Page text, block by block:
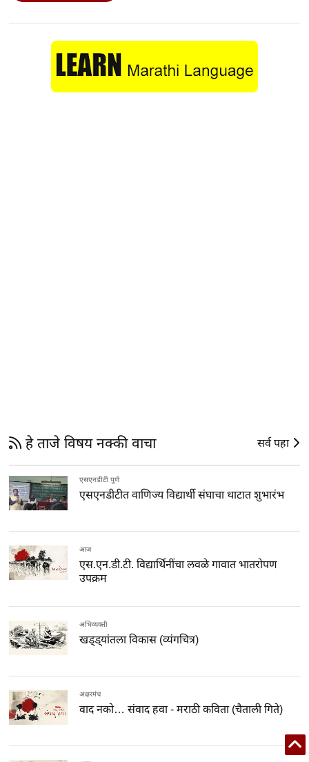
हे ताजे विषय नक्की वाचा सर्व पहा
एसएनडीटी पुणे
एसएनडीटीत वाणिज्य विद्यार्थी संघाचा थाटात शुभारंभ
आज
एस.एन.डी.टी. विद्यार्थिनींचा लवळे गावात भातरोपण
उपक्रम
अभिव्यक्ती
खड्ड्यांतला विकास (व्यंगचित्र)
अक्षरमंच
वाद नको… संवाद हवा - मराठी कविता (चैताली गिते)